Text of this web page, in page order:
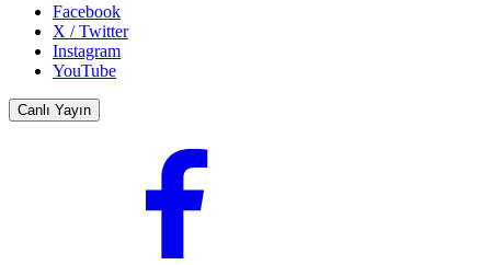
Facebook
X / Twitter
Instagram
YouTube
Canlı Yayın